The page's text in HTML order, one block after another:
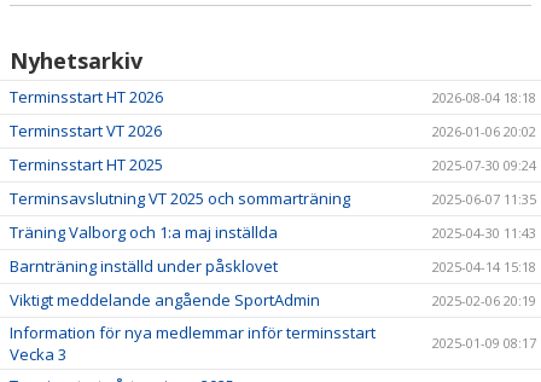
Nyhetsarkiv
Terminsstart HT 2026 2026-08-04 18:18
Terminsstart VT 2026 2026-01-06 20:02
Terminsstart HT 2025 2025-07-30 09:24
Terminsavslutning VT 2025 och sommarträning 2025-06-07 11:35
Träning Valborg och 1:a maj inställda 2025-04-30 11:43
Barnträning inställd under påsklovet 2025-04-14 15:18
Viktigt meddelande angående SportAdmin 2025-02-06 20:19
Information för nya medlemmar inför terminsstart
Vecka 3
2025-01-09 08:17